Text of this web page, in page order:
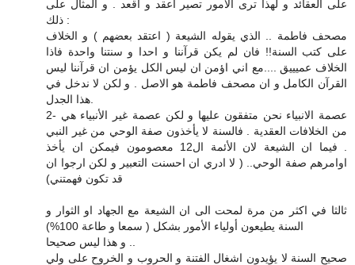
على العقائد و لهذا ترى الامور تصير اعقد و اقعد . و المثال على
ذلك :
مصحف فاطمة .. الذي يقوله الشيعة ( اعتقد بعضهم ) و الخلاف
على كتب السنة!! فان لم يكن قرآننا و احدا و سنتنا واحدة فاذا
الخلاف عميييق ....مع اني اؤمن ان ليس الكل يؤمن ان قرآننا ليس
القرآن الكامل و ان مصحف فاطمة هو الاصل . و لكن لا ندخل في
2- عصمة الانبياء نحن متفقون عليها و لكن عصمة غير الأنبياء هي
من الخلافات العقدية . فالسنة لا يأخذون صفة الوحي من غير النبي
. فيما ان الشيعة لان الأئمة ال12 معصومون فيمكن ان يأخذ
اوامرهم صفة الوحي.. ( لا ادري ان احسنت التعبير و لكن ارجوا ان
قد تكون فهمتني)
ثالثا في اكثر من مرة لمحت الى ان الشيعة مع الجهاد او الثوار و
السنة يطيعون أولياء الأمور بشكل ( سمعا و طاعة 100%)
صحيح السنة لا يؤيدون اشغال الفتنة و الحروب و الخروح على ولي